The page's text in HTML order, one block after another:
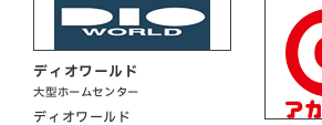
ディオワールド
大型ホームセンター
ディオワールド